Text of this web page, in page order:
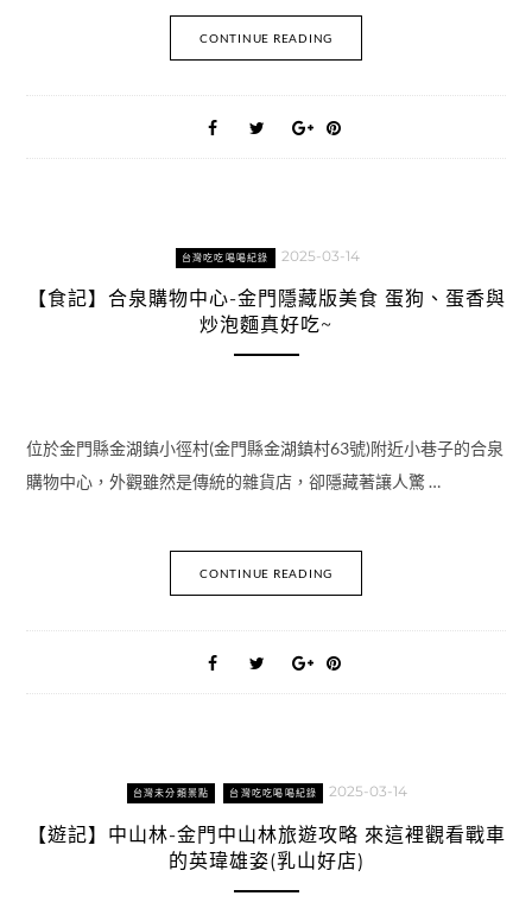
CONTINUE READING
台灣吃吃喝喝紀錄 2025-03-14
【食記】合泉購物中心-金門隱藏版美食 蛋狗、蛋香與
炒泡麵​真好吃~
位於金門縣金湖鎮小徑村(金門縣金湖鎮村63號)附近小巷子的合泉
購物中心，外觀雖然是傳統的雜貨店，卻隱藏著讓人驚 …
CONTINUE READING
台灣未分類景點 台灣吃吃喝喝紀錄 2025-03-14
【遊記】中山林-金門中山林旅遊攻略 來這裡觀看戰車
的英瑋雄姿(乳山好店)